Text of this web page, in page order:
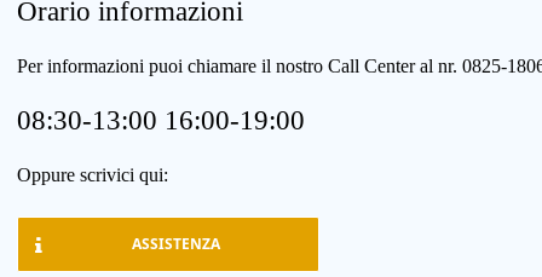
Orario informazioni
Per informazioni puoi chiamare il nostro Call Center al nr. 0825-
08:30-13:00 16:00-19:00
Oppure scrivici qui:
ASSISTENZA